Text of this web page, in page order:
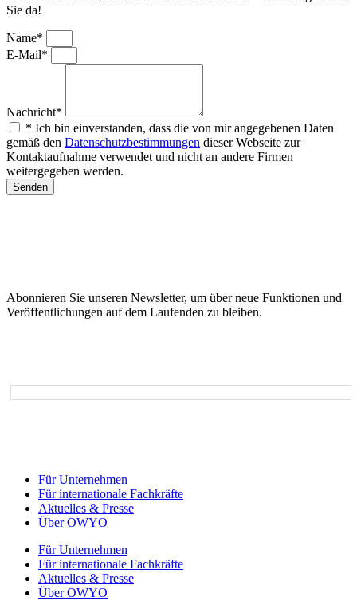
Sie da!
Name*
E-Mail*
Nachricht*
* Ich bin einverstanden, dass die von mir angegebenen Daten
gemäß den Datenschutzbestimmungen dieser Webseite zur
Kontaktaufnahme verwendet und nicht an andere Firmen
weitergegeben werden.
Senden
Abonnieren Sie unseren Newsletter, um über neue Funktionen und
Veröffentlichungen auf dem Laufenden zu bleiben.
Für Unternehmen
Für internationale Fachkräfte
Aktuelles & Presse
Über OWYO
Für Unternehmen
Für internationale Fachkräfte
Aktuelles & Presse
Über OWYO